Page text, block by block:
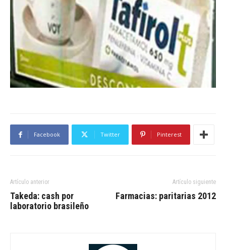
Facebook Twitter Pinterest
Artículo anterior
Takeda: cash por
laboratorio brasileño
Artículo siguiente
Farmacias: paritarias 2012